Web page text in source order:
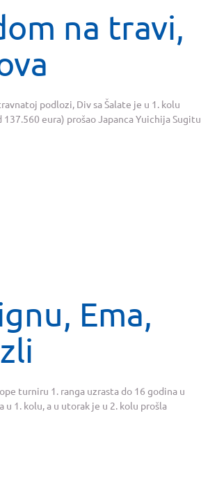
na travi,
podlozi, Div sa Šalate je u 1. kolu
eura) prošao Japanca Yuichija Sugitu
Ema,
turniru 1. ranga uzrasta do 16 godina u
1. kolu, a u utorak je u 2. kolu prošla